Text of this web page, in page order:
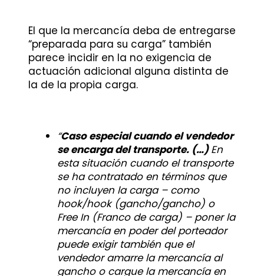
El que la mercancía deba de entregarse
“preparada para su carga” también
parece incidir en la no exigencia de
actuación adicional alguna distinta de
la de la propia carga.
“Caso especial cuando el vendedor
se encarga del transporte. (…)En
esta situación cuando el transporte
se ha contratado en términos que
no incluyen la carga – como
hook/hook (gancho/gancho) o
Free In (Franco de carga) – poner la
mercancía en poder del porteador
puede exigir también que el
vendedor amarre la mercancía al
gancho o cargue la mercancía en